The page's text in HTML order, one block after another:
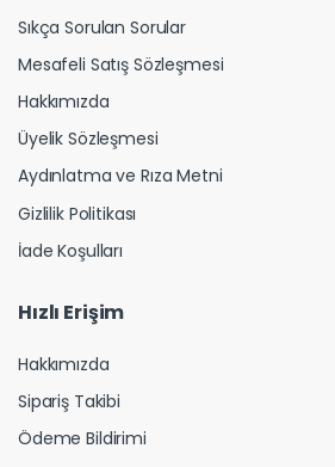
Sıkça Sorulan Sorular
Mesafeli Satış Sözleşmesi
Hakkımızda
Üyelik Sözleşmesi
Aydınlatma ve Rıza Metni
Gizlilik Politikası
İade Koşulları
Hızlı Erişim
Hakkımızda
Sipariş Takibi
Ödeme Bildirimi